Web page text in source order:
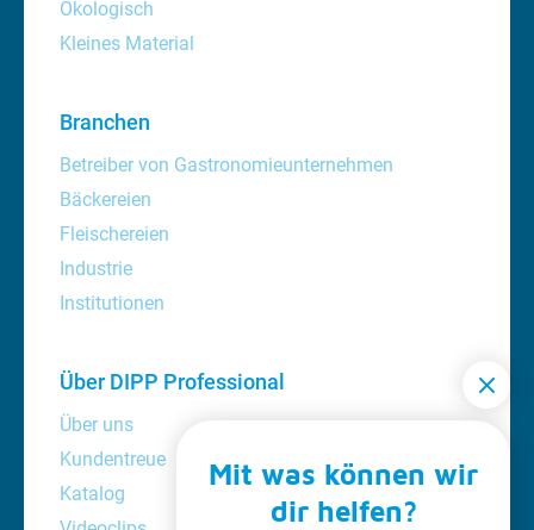
Ökologisch
Kleines Material
Branchen
Betreiber von Gastronomieunternehmen
Bäckereien
Fleischereien
Industrie
Institutionen
Über DIPP Professional
Über uns
Kundentreue
Katalog
Mit was können wir
dir helfen?